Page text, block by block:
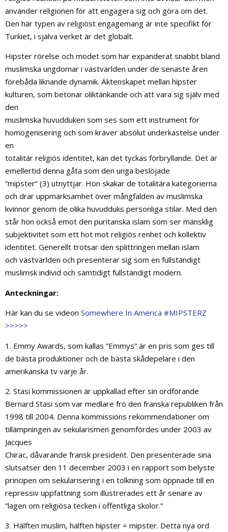
använder religionen för att engagera sig och göra om det.
Den här typen av religiöst engagemang är inte specifikt för
Turkiet, i själva verket är det globalt.
Hipster rörelse och modet som har expanderat snabbt bland
muslimska ungdomar i västvärlden under de senaste åren
förebåda liknande dynamik. Äktenskapet mellan hipster
kulturen, som betonar oliktänkande och att vara sig själv med
den
muslimska huvudduken som ses som ett instrument för
homogenisering och som kräver absolut underkastelse under
en
totalitär religiös identitet, kan det tyckas förbryllande. Det är
emellertid denna gåta som den unga beslöjade
”mipster” (3) utnyttjar. Hon skakar de totalitära kategorierna
och drar uppmärksamhet över mångfalden av muslimska
kvinnor genom de olika huvudduks personliga stilar. Med den
står hon också emot den puritanska islam som ser mänsklig
subjektivitet som ett hot mot religiös renhet och kollektiv
identitet. Generellt trotsar den splittringen mellan islam
och västvärlden och presenterar sig som en fullständigt
muslimsk individ och samtidigt fullständigt modern.
Anteckningar:
Här kan du se videon Somewhere In America #MIPSTERZ
>>>>>
1. Emmy Awards, som kallas ”Emmys” är en pris som ges till
de bästa produktioner och de bästa skådepelare i den
amerikanska tv varje år.
2. Stasi kommissionen är uppkallad efter sin ordförande
Bernard Stasi som var medlare frö den franska republiken från
1998 till 2004. Denna kommissions rekommendationer om
tillämpningen av sekularismen genomfördes under 2003 av
Jacques
Chirac, dåvarande fransk president. Den presenterade sina
slutsatser den 11 december 2003 i en rapport som belyste
principen om sekularisering i en tolkning som öppnade till en
repressiv uppfattning som illustrerades ett år senare av
”lagen om religiösa tecken i offentliga skolor.”
3. Hälften muslim, hälften hipster = mipster. Detta nya ord